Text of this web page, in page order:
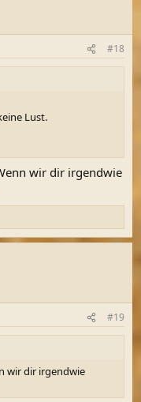
#18
Lust.
wir dir irgendwie
#19
wir dir irgendwie